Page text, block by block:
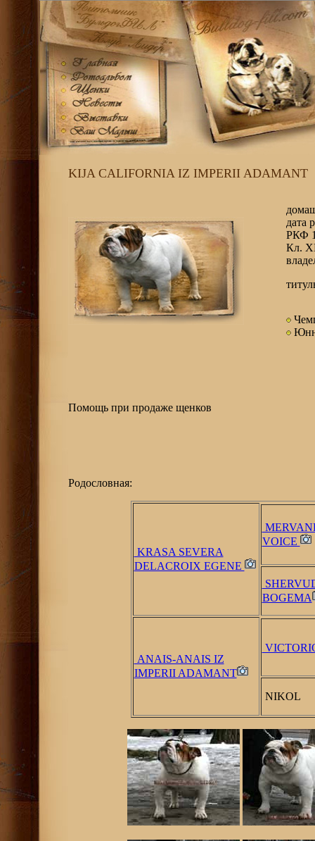
KIJA CALIFORNIA IZ IMPERII ADAMANT
дата
РКФ
Кл.
Помощь при продаже щенков
Родословная:
KRASA SEVERA
DELACROIX EGENE
VOICE
BOGEMA
ANAIS-ANAIS IZ
IMPERII ADAMANT
NIKOL